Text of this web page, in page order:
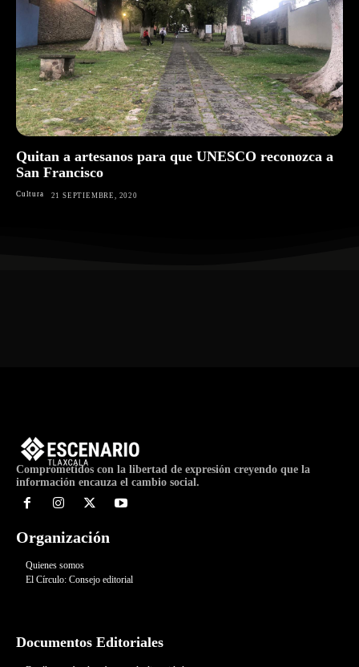
Quitan a artesanos para que UNESCO reconozca a
San Francisco
Cultura 21 SEPTIEMBRE, 2020
Comprometidos con la libertad de expresión creyendo que la
información encauza el cambio social.
Organización
Quienes somos
El Círculo: Consejo editorial
Documentos Editoriales